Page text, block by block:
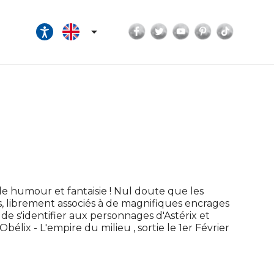
 Facebook
TwitterYouTubePinterest
humour et fantaisie ! Nul doute que les
associés à de magnifiques encrages
s'identifier aux personnages d'Astérix et
- L'empire du milieu , sortie le 1er Février